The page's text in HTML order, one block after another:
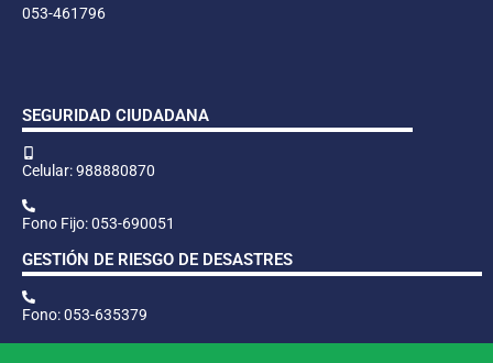
053-461796
SEGURIDAD CIUDADANA
Celular: 988880870
Fono Fijo: 053-690051
GESTIÓN DE RIESGO DE DESASTRES
Fono: 053-635379